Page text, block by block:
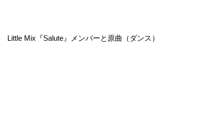
Little Mix『Salute』メンバーと原曲（ダンス）